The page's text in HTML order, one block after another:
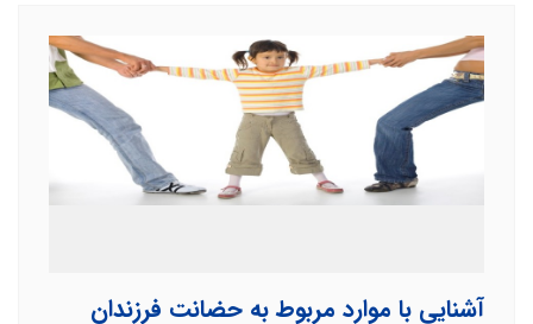
آشنایی با موارد مربوط به حضانت فرزندان